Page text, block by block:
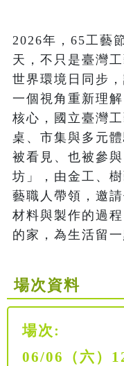
2026年，65工藝
天，不只是臺灣
世界環境日同步
一個視角重新理
核心，國立臺灣
桌、市集與多元
被看見、也被參
坊」，由金工、
藝職人帶領，邀
材料與製作的過
的家，為生活留
場次資料
場次:
06/06（六）